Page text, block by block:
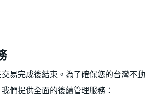
易完成後結束。為了確保您的台灣不動
們提供全面的後續管理服務：